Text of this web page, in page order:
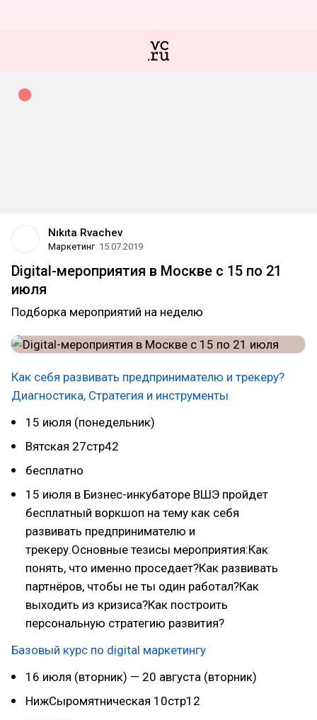
Nıkıta Rvachev
Маркетинг 15.07.2019
Digital-мероприятия в Москве c 15 по 21
июля
Подборка мероприятий на неделю
Как себя развивать предпринимателю и трекеру?
Диагностика, Стратегия и инструменты
15 июля (понедельник)
Вятская 27стр42
бесплатно
15 июля в Бизнес-инкубаторе ВШЭ пройдет
бесплатный воркшоп на тему как себя
развивать предпринимателю и
трекеру.Основные тезисы мероприятия:Как
понять, что именно проседает?Как развивать
партнёров, чтобы не ты один работал?Как
выходить из кризиса?Как построить
персональную стратегию развития?
Базовый курс по digital маркетингу
16 июля (вторник) — 20 августа (вторник)
НижСыромятническая 10стр12